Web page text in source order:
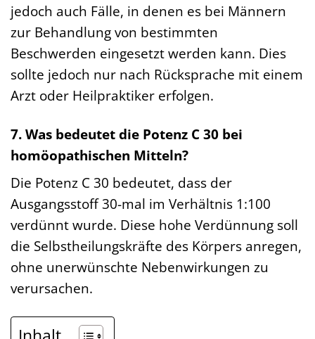
jedoch auch Fälle, in denen es bei Männern
zur Behandlung von bestimmten
Beschwerden eingesetzt werden kann. Dies
sollte jedoch nur nach Rücksprache mit einem
Arzt oder Heilpraktiker erfolgen.
7. Was bedeutet die Potenz C 30 bei
homöopathischen Mitteln?
Die Potenz C 30 bedeutet, dass der
Ausgangsstoff 30-mal im Verhältnis 1:100
verdünnt wurde. Diese hohe Verdünnung soll
die Selbstheilungskräfte des Körpers anregen,
ohne unerwünschte Nebenwirkungen zu
verursachen.